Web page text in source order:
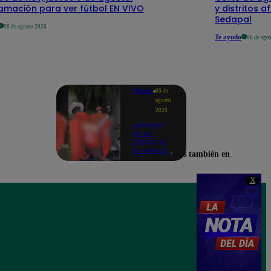
X
para ver fútbol EN VIVO
06 de agosto 2026
y distritos
Sedapal
Te ayudo 06 de
Mundo 05 de
agosto
2026
Asesinan
de un
balazo en
la cabeza a
en vivo
Encuéntranos también en